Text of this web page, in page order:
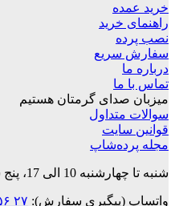
خرید عمده
راهنمای خرید
نصب پرده
سفارش سریع
درباره ما
تماس با ما
میزبان صدای گرمتان هستیم
سوالات متداول
قوانین‌ سایت
مجله پرده‌شاپ
شنبه تا چهارشنبه 10 الی 17، پنج شنبه‌ها 10 الی 14
واتساپ (پیگیری سفارش):۲۷ ۵۶ ۵۰۹ ۰۹۳۸